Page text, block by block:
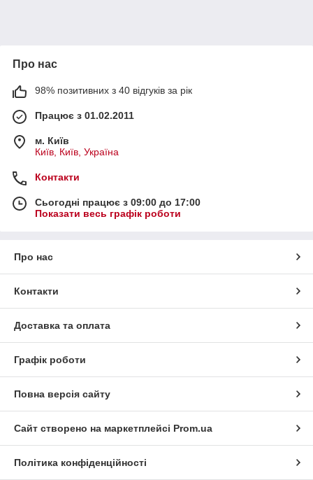
Про нас
98% позитивних з 40 відгуків за рік
Працює з 01.02.2011
м. Київ
Київ, Київ, Україна
Контакти
Сьогодні працює з 09:00 до 17:00
Показати весь графік роботи
Про нас
Контакти
Доставка та оплата
Графік роботи
Повна версія сайту
Сайт створено на маркетплейсі Prom.ua
Політика конфіденційності